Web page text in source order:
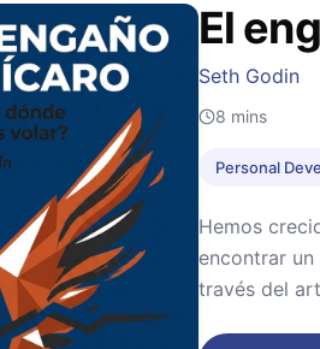
El
Seth Godin
8 mins
Personal
Hemos
encontrar
través del